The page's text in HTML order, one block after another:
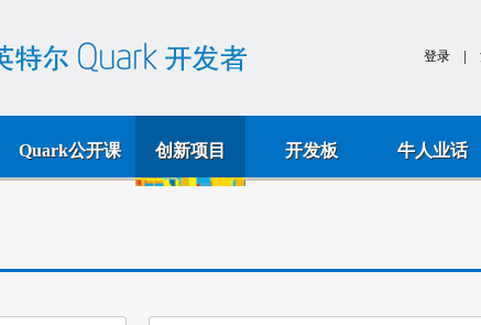
Quark公开课 创新项目 开发板 牛人业话